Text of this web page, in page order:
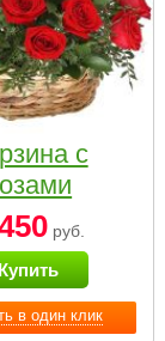
в один клик
с
руб.
Купить